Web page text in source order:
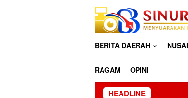
BERITA DAERAH
RAGAM OPINI
HEADLINE